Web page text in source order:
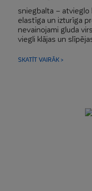
sniegbalta – atvieglo
elastīga un izturīga
nevainojami gluda
viegli klājas un
kārtas biezums līdz 3
SKATĪT VAIRĀK >